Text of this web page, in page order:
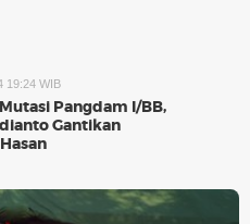
19:24 WIB
Pangdam I/BB,
Gantikan